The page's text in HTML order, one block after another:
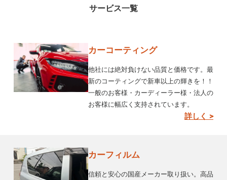
サービス一覧
カーコーティング
他社には絶対負けない品質と価格です。最
新のコーティングで新車以上の輝きを！！
一般のお客様・カーディーラー様・法人の
お客様に幅広く支持されています。
詳しく >
カーフィルム
信頼と安心の国産メーカー取り扱い。高品